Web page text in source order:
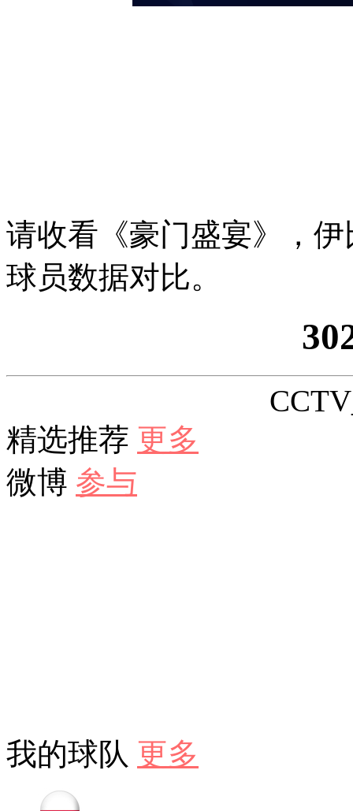
请收看《豪门盛宴》，
球员数据对比。
精选推荐 更多
微博 参与
我的球队 更多